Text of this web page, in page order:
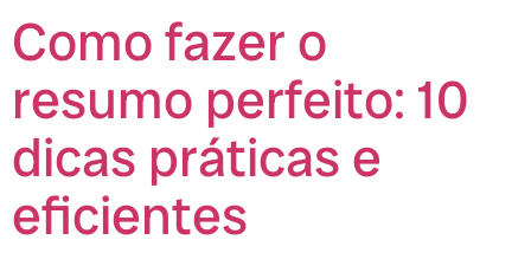
Como fazer o
resumo perfeito: 10
dicas práticas e
eficientes